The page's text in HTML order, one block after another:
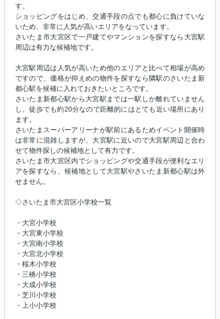
す。
ショッピングをはじめ、交通手段の点でも都心に負けていな
いため、非常に人気が高いエリアをなっています。
さいたま市大宮区で一戸建てやマンションを探すなら大宮駅
周辺は有力な候補地です。
大宮駅周辺は人気が高いため他のエリアと比べて相場が高め
ですので、価格が抑えめの物件を探すなら隣駅のさいたま新
都心駅を候補に入れておきたいところです。
さいたま新都心駅から大宮駅までは一駅しか離れていません
し、徒歩でも約20分なので距離的にはとても近い場所にあり
ます。
さいたまスーパーアリーナが駅前にあるためイベント開催時
は非常に混雑しますが、大宮駅に近いので大宮駅周辺と合わ
せて物件探しの候補地として有力です。
さいたま市大宮区内でショッピングや交通手段が便利なエリ
アを探すなら、候補地として大宮駅やさいたま新都心駅は外
せません。
◇さいたま市大宮区小学校一覧
・大宮小学校
・大宮東小学校
・大宮南小学校
・大宮北小学校
・桜木小学校
・三橋小学校
・大成小学校
・芝川小学校
・上小小学校